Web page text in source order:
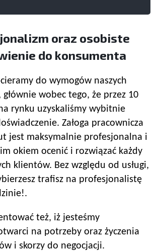
oraz osobiste
do konsumenta
do wymogów naszych
wobec tego, że przez 10
rynku uzyskaliśmy wybitnie
Załoga pracownicza
jest maksymalnie profesjonalna i
okiem ocenić i rozwiązać każdy
klientów. Bez względu od usługi,
trafisz na profesjonalistę
też, iż jesteśmy
na potrzeby oraz życzenia
i skorzy do negocjacji.